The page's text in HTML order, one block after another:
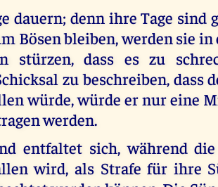
dauern; denn ihre Tage sind
Bösen bleiben, werden sie
stürzen, dass es zu
zu beschreiben, dass
würde, würde er nur eine
werden.
entfaltet sich, während
wird, als Strafe für ihre